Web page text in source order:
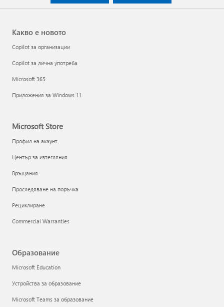
Какво е новото
Copilot за организации
Copilot за лична употреба
Microsoft 365
Приложения за Windows 11
Microsoft Store
Профил на акаунт
Център за изтегляния
Връщания
Проследяване на поръчка
Рециклиране
Commercial Warranties
Образование
Microsoft Education
Устройства за образование
Microsoft Teams за образование